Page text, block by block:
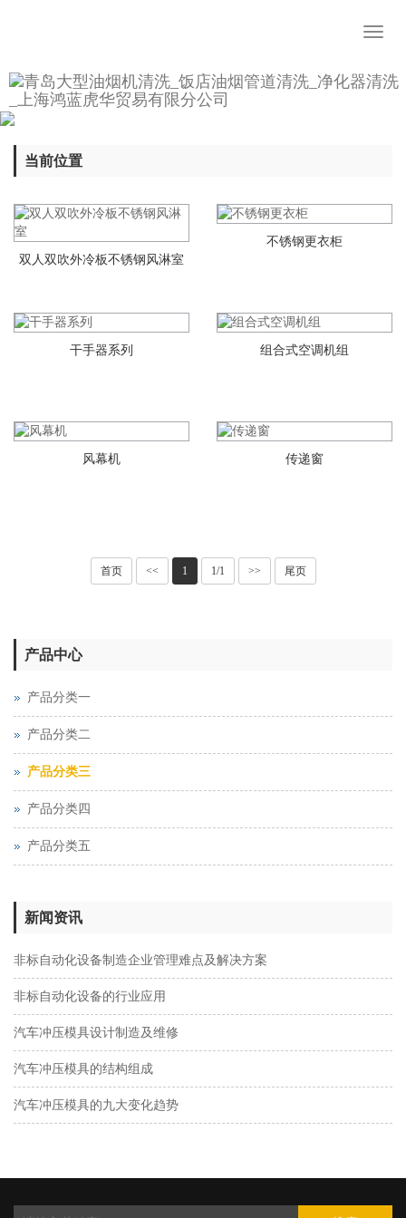
当前位置
双人双吹外冷板不锈钢风淋室
不锈钢更衣柜
干手器系列 组合式空调机组
风幕机 传递窗
首页 << 1 1/1 >> 尾页
产品中心
产品分类一
产品分类二
产品分类三
产品分类四
产品分类五
新闻资讯
非标自动化设备制造企业管理难点及解决方案
非标自动化设备的行业应用
汽车冲压模具设计制造及维修
汽车冲压模具的结构组成
汽车冲压模具的九大变化趋势